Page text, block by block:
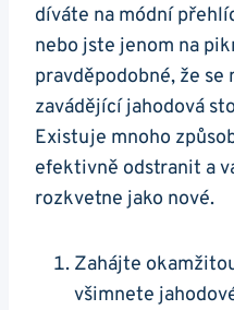
díváte​ na ‌módní
nebo ⁤jste jenom na⁢
pravděpodobné, že
zavádějící jahodová
Existuje mnoho⁣
efektivně odstranit a
‍rozkvetne jako nové.
Zahájte
všimnete